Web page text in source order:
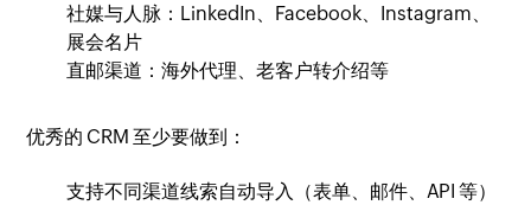
社媒与人脉：LinkedIn、Facebook、Instagram、
展会名片
直邮渠道：海外代理、老客户转介绍等
优秀的 CRM 至少要做到：
支持不同渠道线索自动导入（表单、邮件、API 等）